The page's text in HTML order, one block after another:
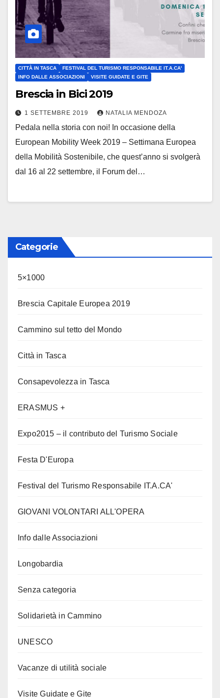
CITTÀ IN TASCA
FESTIVAL DEL TURISMO RESPONSABILE IT.A.CA'
INFO DALLE ASSOCIAZIONI
VISITE GUIDATE E GITE
Brescia in Bici 2019
1 SETTEMBRE 2019 NATALIA MENDOZA
Pedala nella storia con noi! In occasione della
European Mobility Week 2019 – Settimana Europea
della Mobilità Sostenibile, che quest’anno si svolgerà
dal 16 al 22 settembre, il Forum del…
Categorie
5×1000
Brescia Capitale Europea 2019
Cammino sul tetto del Mondo
Città in Tasca
Consapevolezza in Tasca
ERASMUS +
Expo2015 – il contributo del Turismo Sociale
Festa D'Europa
Festival del Turismo Responsabile IT.A.CA'
GIOVANI VOLONTARI ALL'OPERA
Info dalle Associazioni
Longobardia
Senza categoria
Solidarietà in Cammino
UNESCO
Vacanze di utilità sociale
Visite Guidate e Gite